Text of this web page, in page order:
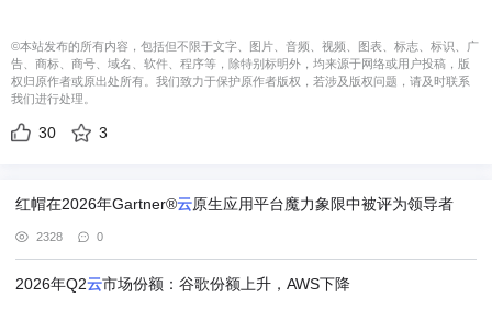
©本站发布的所有内容，包括但不限于文字、图片、音频、视频、图表、标志、标识、广
告、商标、商号、域名、软件、程序等，除特别标明外，均来源于网络或用户投稿，版
权归原作者或原出处所有。我们致力于保护原作者版权，若涉及版权问题，请及时联系
我们进行处理。
30 3
红帽在2026年Gartner®云原生应用平台魔力象限中被评为领导者
2328 0
2026年Q2云市场份额：谷歌份额上升，AWS下降